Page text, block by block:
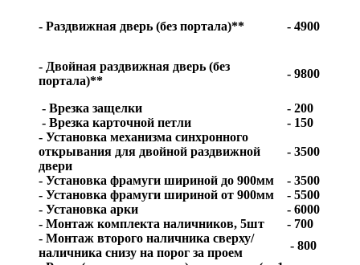
- Раздвижная дверь (без портала)** - 4900
- Двойная раздвижная дверь (без
портала)**
- 9800
- Врезка защелки
- 200
- Врезка карточной петли
- 150
- Установка механизма синхронного
открывания для двойной раздвижной
двери
- 3500
- Установка фрамуги шириной до 900мм
- 3500
- Установка фрамуги шириной от 900мм
- 5500
- Установка арки
- 6000
- Монтаж комплекта наличников, 5шт
- 700
- Монтаж второго наличника сверху/
наличника снизу на порог за проем
- 800